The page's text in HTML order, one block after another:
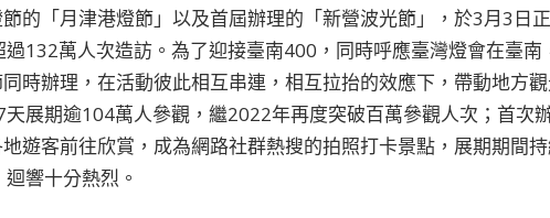
的「月津港燈節」以及首屆辦理的「新營波光節」，於3月3日
132萬人次造訪。為了迎接臺南400，同時呼應臺灣燈會在臺南
時辦理，在活動彼此相互串連，相互拉抬的效應下，帶動地方
展期逾104萬人參觀，繼2022年再度突破百萬參觀人次；首次
遊客前往欣賞，成為網路社群熱搜的拍照打卡景點，展期期間
響十分熱烈。